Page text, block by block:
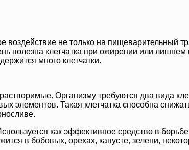
не только на пищеварительный
полезна клетчатка при ожирении или лишнем
много клетчатки.
Организму требуются два вида
элементов. Такая клетчатка способна
как эффективное средство в
в бобовых, орехах, капусте, зелени,